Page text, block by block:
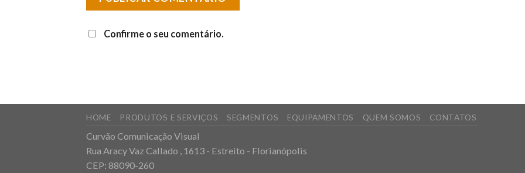
Confirme o seu comentário.
HOME PRODUTOS E SERVIÇOS SEGMENTOS EQUIPAMENTOS QUEM SOMOS CONTATOS
Curvão Comunicação Visual
Rua Aracy Vaz Callado , 1613 - Estreito - Florianópolis
CEP: 88090-260